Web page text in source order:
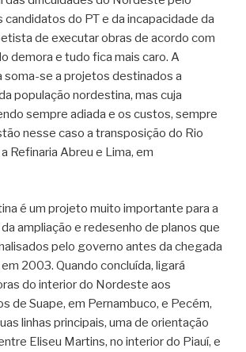
do PT e da incapacidade da
de executar obras de acordo com
demora e tudo fica mais caro. A
soma-se a projetos destinados a
população nordestina, mas cuja
sempre adiada e os custos, sempre
nesse caso a transposição do Rio
Refinaria Abreu e Lima, em
é um projeto muito importante para a
ampliação e redesenho de planos que
pelo governo antes da chegada
2003. Quando concluída, ligará
do interior do Nordeste aos
de Suape, em Pernambuco, e Pecém,
linhas principais, uma de orientação
Eliseu Martins, no interior do Piauí, e